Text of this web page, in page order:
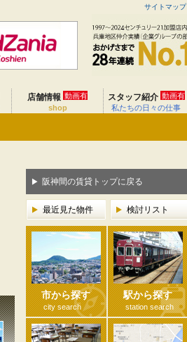
サイトマップ
店舗情報 動画有
shop
スタッフ紹介 動画有
私たちの日々の仕事
阪神間の賃貸トップに戻る
最近見た物件 検討リスト
市から探す
city search
駅から探す
station search